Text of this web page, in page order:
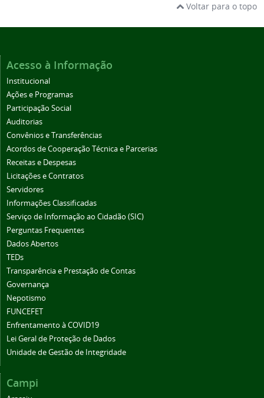
Voltar para o topo
Acesso à Informação
Institucional
Ações e Programas
Participação Social
Auditorias
Convênios e Transferências
Acordos de Cooperação Técnica e Parcerias
Receitas e Despesas
Licitações e Contratos
Servidores
Informações Classificadas
Serviço de Informação ao Cidadão (SIC)
Perguntas Frequentes
Dados Abertos
TEDs
Transparência e Prestação de Contas
Governança
Nepotismo
FUNCEFET
Enfrentamento à COVID19
Lei Geral de Proteção de Dados
Unidade de Gestão de Integridade
Campi